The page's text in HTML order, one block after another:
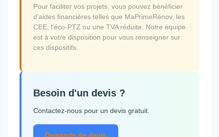
Pour faciliter vos projets, vous pouvez bénéficier
d'aides financières telles que MaPrimeRénov, les
CEE, l'éco-PTZ ou une TVA réduite. Notre équipe
est à votre disposition pour vous renseigner sur
ces dispositifs.
Besoin d'un devis ?
Contactez-nous pour un devis gratuit.
Demande de devis